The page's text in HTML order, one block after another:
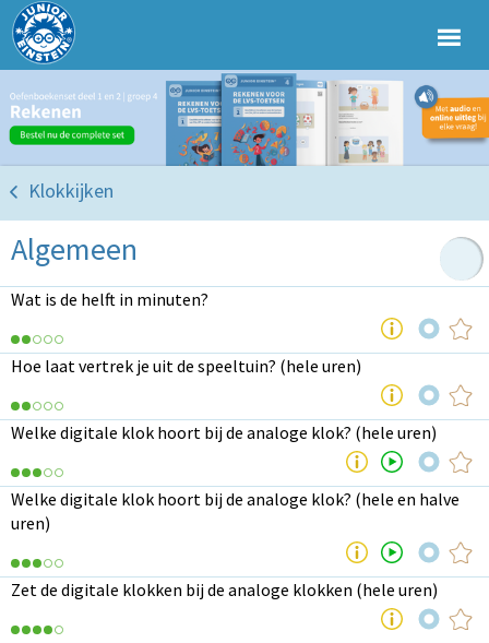
Klokkijken
Algemeen
Wat is de helft in minuten?
Hoe laat vertrek je uit de speeltuin? (hele uren)
Welke digitale klok hoort bij de analoge klok? (hele uren)
Welke digitale klok hoort bij de analoge klok? (hele en halve
uren)
Zet de digitale klokken bij de analoge klokken (hele uren)